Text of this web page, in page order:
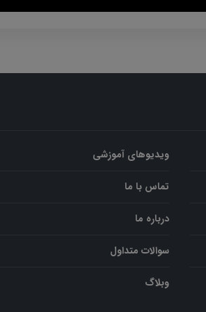
ویدیوهای آموزشی
تماس با ما
درباره ما
سوالات متداول
وبلاگ